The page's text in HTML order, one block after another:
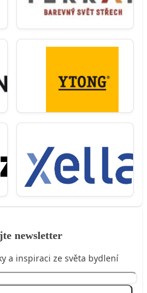
newsletter
a inspiraci ze světa bydlení